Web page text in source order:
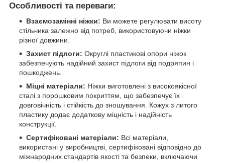
Особливості та переваги:
Взаємозамінні ніжки: Ви можете регулювати висоту
стільчика залежно від потреб, використовуючи ніжки
різної довжини.
Захист підлоги: Округлі пластикові опори ніжок
забезпечують надійний захист підлоги від подряпин і
пошкоджень.
Міцні матеріали: Ніжки виготовлені з високоякісної
сталі з порошковим покриттям, що забезпечує їх
довговічність і стійкість до зношування. Кожух з литого
пластику додає додаткову міцність і надійність
конструкції.
Сертифіковані матеріали: Всі матеріали,
використані у виробництві, сертифіковані відповідно до
міжнародних стандартів якості та безпеки, включаючи